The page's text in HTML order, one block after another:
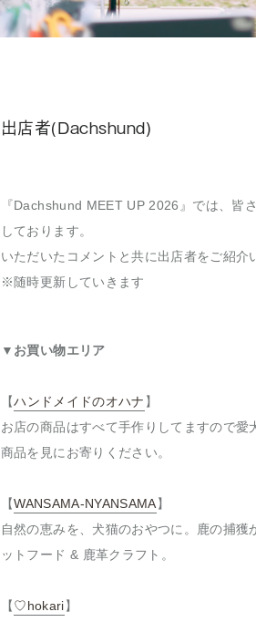
出店者(Dachshund)
『Dachshund MEET UP 2026』では、皆
しております。
いただいたコメントと共に出店者をご紹介
※随時更新していきます
▼お買い物エリア
【ハンドメイドのオハナ 】
お店の商品はすべて手作りしてますので愛
商品を見にお寄りください。
【WANSAMA-NYANSAMA】
自然の恵みを、犬猫のおやつに。鹿の捕
ットフード & 鹿革クラフト。
【♡hokari】